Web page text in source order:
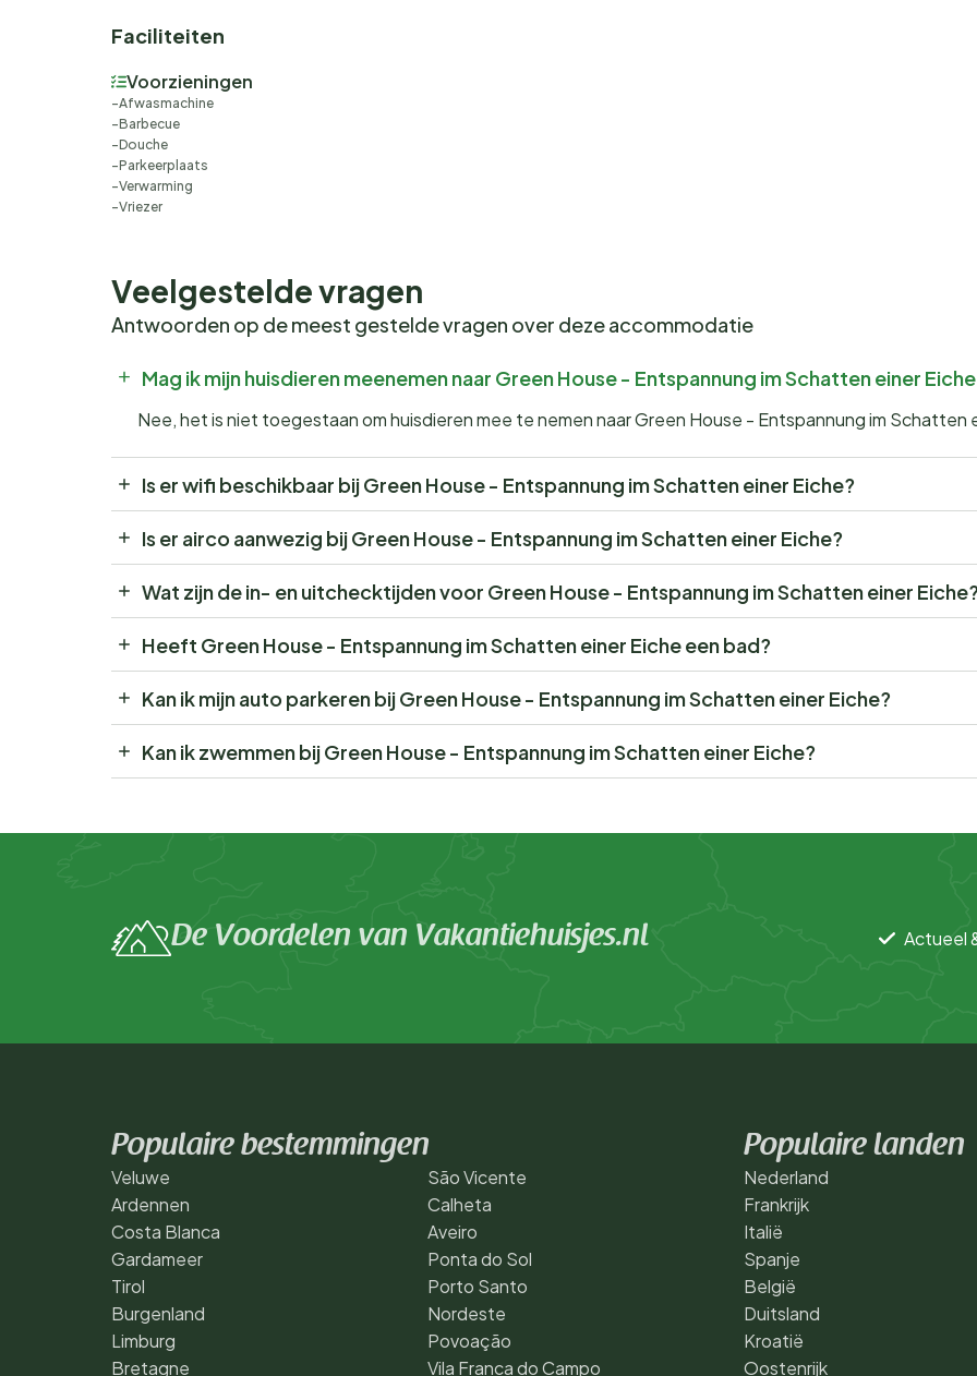
Faciliteiten
Voorzieningen
Afwasmachine
Barbecue
Douche
Parkeerplaats
Verwarming
Vriezer
Veelgestelde vragen
Antwoorden op de meest gestelde vragen over deze accommodatie
Mag ik mijn huisdieren meenemen naar Green House - Entspannung im Schatten einer
Nee, het is niet toegestaan om huisdieren mee te nemen naar Green House - Entspannung im Schatten
Is er wifi beschikbaar bij Green House - Entspannung im Schatten einer Eiche?
Is er airco aanwezig bij Green House - Entspannung im Schatten einer Eiche?
Wat zijn de in- en uitchecktijden voor Green House - Entspannung im Schatten einer
Heeft Green House - Entspannung im Schatten einer Eiche een bad?
Kan ik mijn auto parkeren bij Green House - Entspannung im Schatten einer Eiche?
Kan ik zwemmen bij Green House - Entspannung im Schatten einer Eiche?
De Voordelen van Vakantiehuisjes.nl Actueel
Populaire bestemmingen
Veluwe
Ardennen
Costa Blanca
Gardameer
Tirol
Burgenland
Limburg
Bretagne
São Vicente
Calheta
Aveiro
Ponta do Sol
Porto Santo
Nordeste
Povoação
Vila Franca do Campo
Populaire landen
Nederland
Frankrijk
Italië
Spanje
België
Duitsland
Kroatië
Oostenrijk